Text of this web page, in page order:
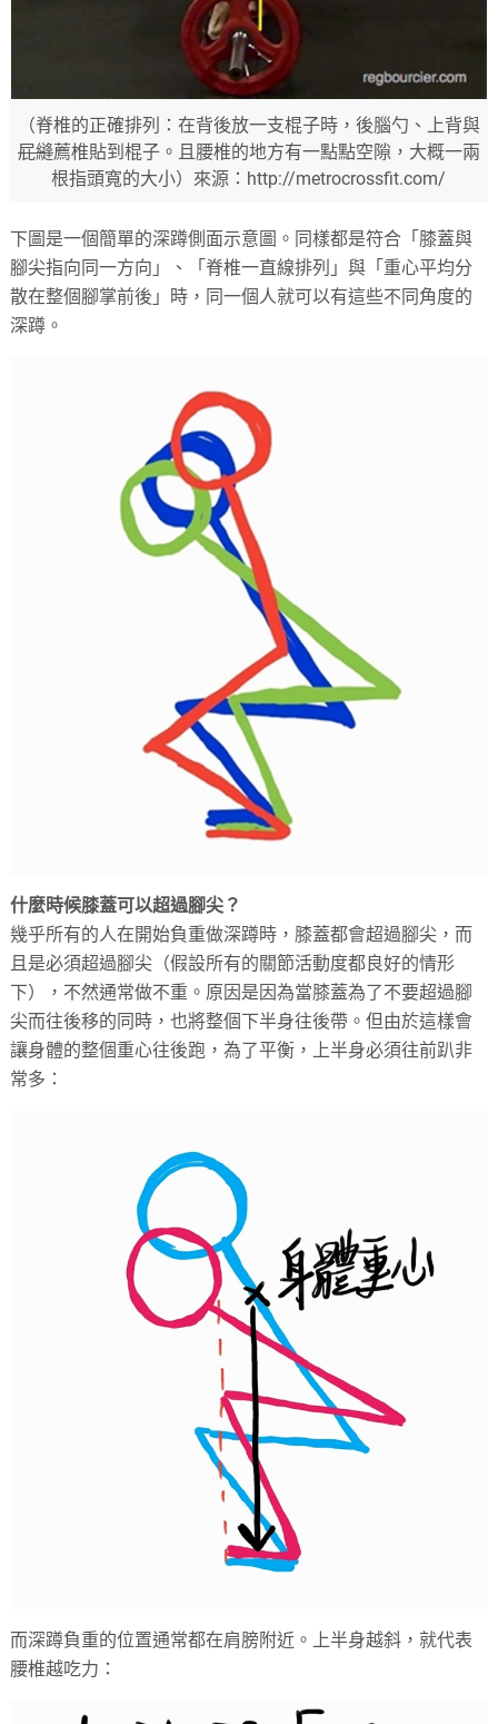
（脊椎的正確排列：在背後放一支棍子時，後腦勺、上背與
屁縫薦椎貼到棍子。且腰椎的地方有一點點空隙，大概一兩
根指頭寬的大小）來源：http://metrocrossfit.com/
下圖是一個簡單的深蹲側面示意圖。同樣都是符合「膝蓋與
腳尖指向同一方向」、「脊椎一直線排列」與「重心平均分
散在整個腳掌前後」時，同一個人就可以有這些不同角度的
深蹲。
什麼時候膝蓋可以超過腳尖？
幾乎所有的人在開始負重做深蹲時，膝蓋都會超過腳尖，而
且是必須超過腳尖（假設所有的關節活動度都良好的情形
下），不然通常做不重。原因是因為當膝蓋為了不要超過腳
尖而往後移的同時，也將整個下半身往後帶。但由於這樣會
讓身體的整個重心往後跑，為了平衡，上半身必須往前趴非
常多：
而深蹲負重的位置通常都在肩膀附近。上半身越斜，就代表
腰椎越吃力：